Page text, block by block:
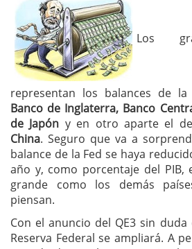
Los
representan los balances de la
Banco de Inglaterra, Banco
de Japón y en otro aparte el
China. Seguro que va a
balance de la Fed se haya
año y, como porcentaje del PIB,
grande como los demás
piensan.
Con el anuncio del QE3 sin
Reserva Federal se ampliará. A